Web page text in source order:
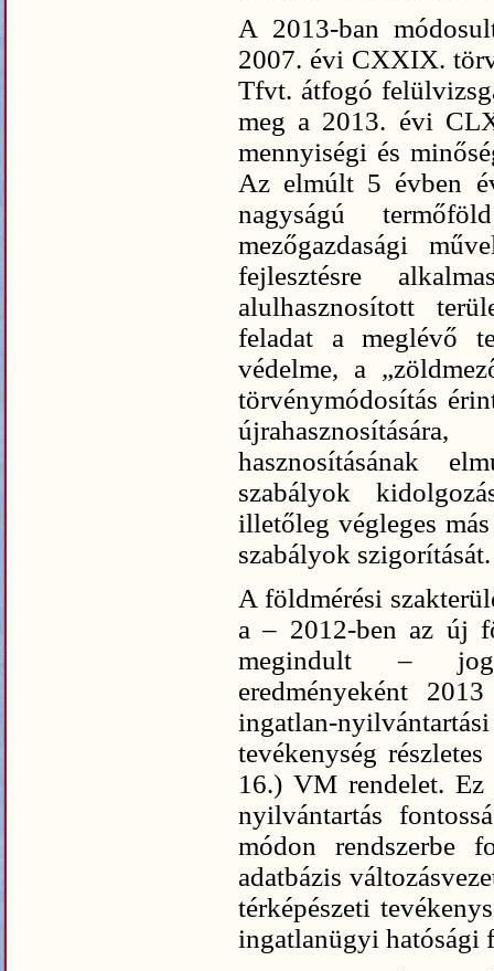
A 2013-ban
2007. évi CXXIX.
Tfvt. átfogó
meg a 2013. évi
mennyiségi és
Az elmúlt 5 évben
nagyságú
mezőgazdasági
fejlesztésre
alulhasznosított
feladat a meglévő
védelme, a
törvénymódosítás
hasznosításának
szabályok
illetőleg végleges
szabályok szigorítását.
A földmérési
a – 2012-ben az új
megindult –
eredményeként
ingatlan-
tevékenység
16.) VM rendelet. Ez
nyilvántartás
módon rendszerbe
adatbázis
térképészeti
ingatlanügyi hatósági